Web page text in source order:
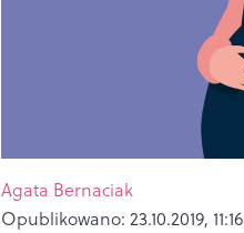
Agata Bernaciak
Opublikowano: 23.10.2019, 11:16